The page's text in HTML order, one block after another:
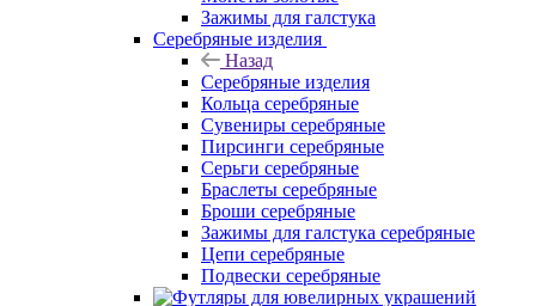
Зажимы для галстука
Серебряные изделия
Назад
Серебряные изделия
Кольца серебряные
Сувениры серебряные
Пирсинги серебряные
Серьги серебряные
Браслеты серебряные
Броши серебряные
Зажимы для галстука серебряные
Цепи серебряные
Подвески серебряные